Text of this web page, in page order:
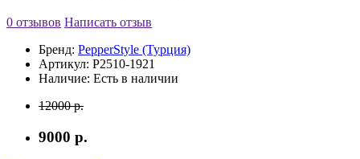
0 отзывов Написать отзыв
Бренд: PepperStyle (Турция)
Артикул: P2510-1921
Наличие: Есть в наличии
12000 р.
9000 р.